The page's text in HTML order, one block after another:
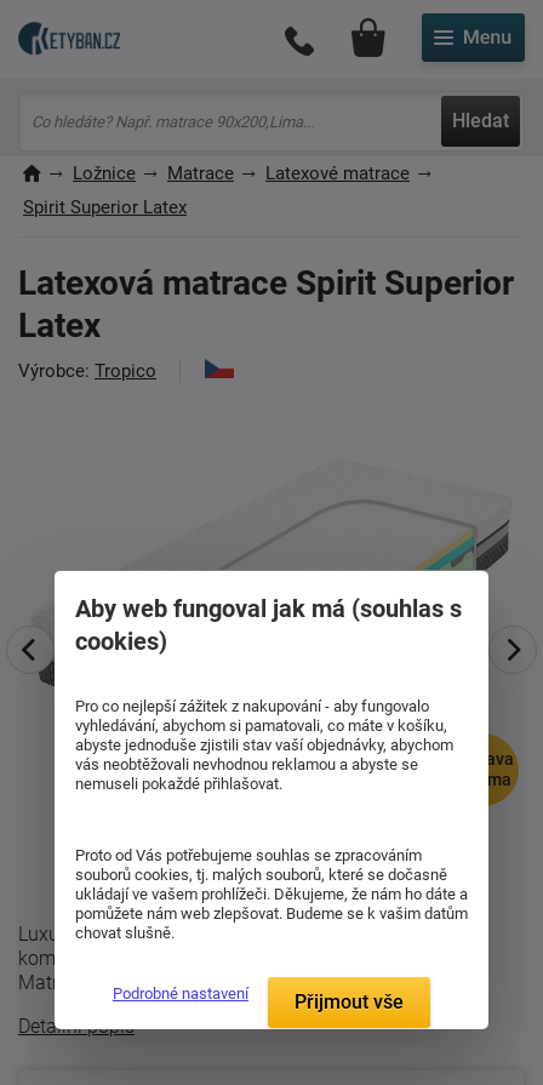
Hledat
Můj účet
Ložnice Matrace
Latexové matrace
Spirit Superior Latex
Latexová matrace Spirit Superior
Latex
Výrobce: Tropico
doprava
zdarma
Luxusní ortopedická matrace Spirit Superior latex v
kombinaci visco pěny a latexu s volitelnou výškou.
Matrace se skládá z: 3cm vrstva ...
Detailní popis
Aby web fungoval jak má (souhlas s
cookies)
Pro co nejlepší zážitek z nakupování - aby fungovalo
vyhledávání, abychom si pamatovali, co máte v košíku,
abyste jednoduše zjistili stav vaší objednávky, abychom
vás neobtěžovali nevhodnou reklamou a abyste se
nemuseli pokaždé přihlašovat.
Proto od Vás potřebujeme souhlas se zpracováním
souborů cookies, tj. malých souborů, které se dočasně
ukládají ve vašem prohlížeči. Děkujeme, že nám ho dáte a
pomůžete nám web zlepšovat. Budeme se k vašim datům
chovat slušně.
Podrobné nastavení Přijmout vše